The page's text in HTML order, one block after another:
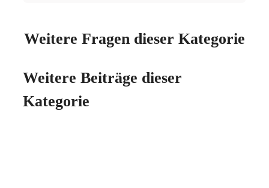
Weitere Fragen dieser Kategorie
Weitere Beiträge dieser
Kategorie